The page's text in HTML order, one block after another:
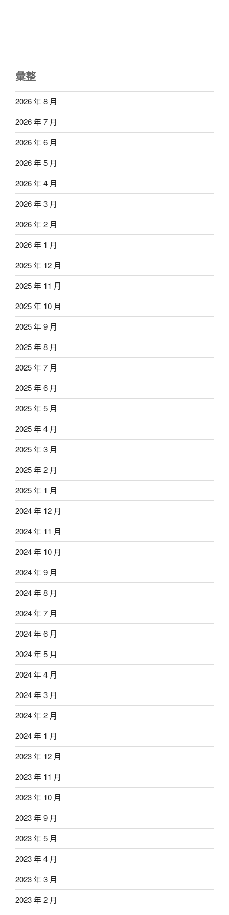
彙整
2026 年 8 月
2026 年 7 月
2026 年 6 月
2026 年 5 月
2026 年 4 月
2026 年 3 月
2026 年 2 月
2026 年 1 月
2025 年 12 月
2025 年 11 月
2025 年 10 月
2025 年 9 月
2025 年 8 月
2025 年 7 月
2025 年 6 月
2025 年 5 月
2025 年 4 月
2025 年 3 月
2025 年 2 月
2025 年 1 月
2024 年 12 月
2024 年 11 月
2024 年 10 月
2024 年 9 月
2024 年 8 月
2024 年 7 月
2024 年 6 月
2024 年 5 月
2024 年 4 月
2024 年 3 月
2024 年 2 月
2024 年 1 月
2023 年 12 月
2023 年 11 月
2023 年 10 月
2023 年 9 月
2023 年 5 月
2023 年 4 月
2023 年 3 月
2023 年 2 月